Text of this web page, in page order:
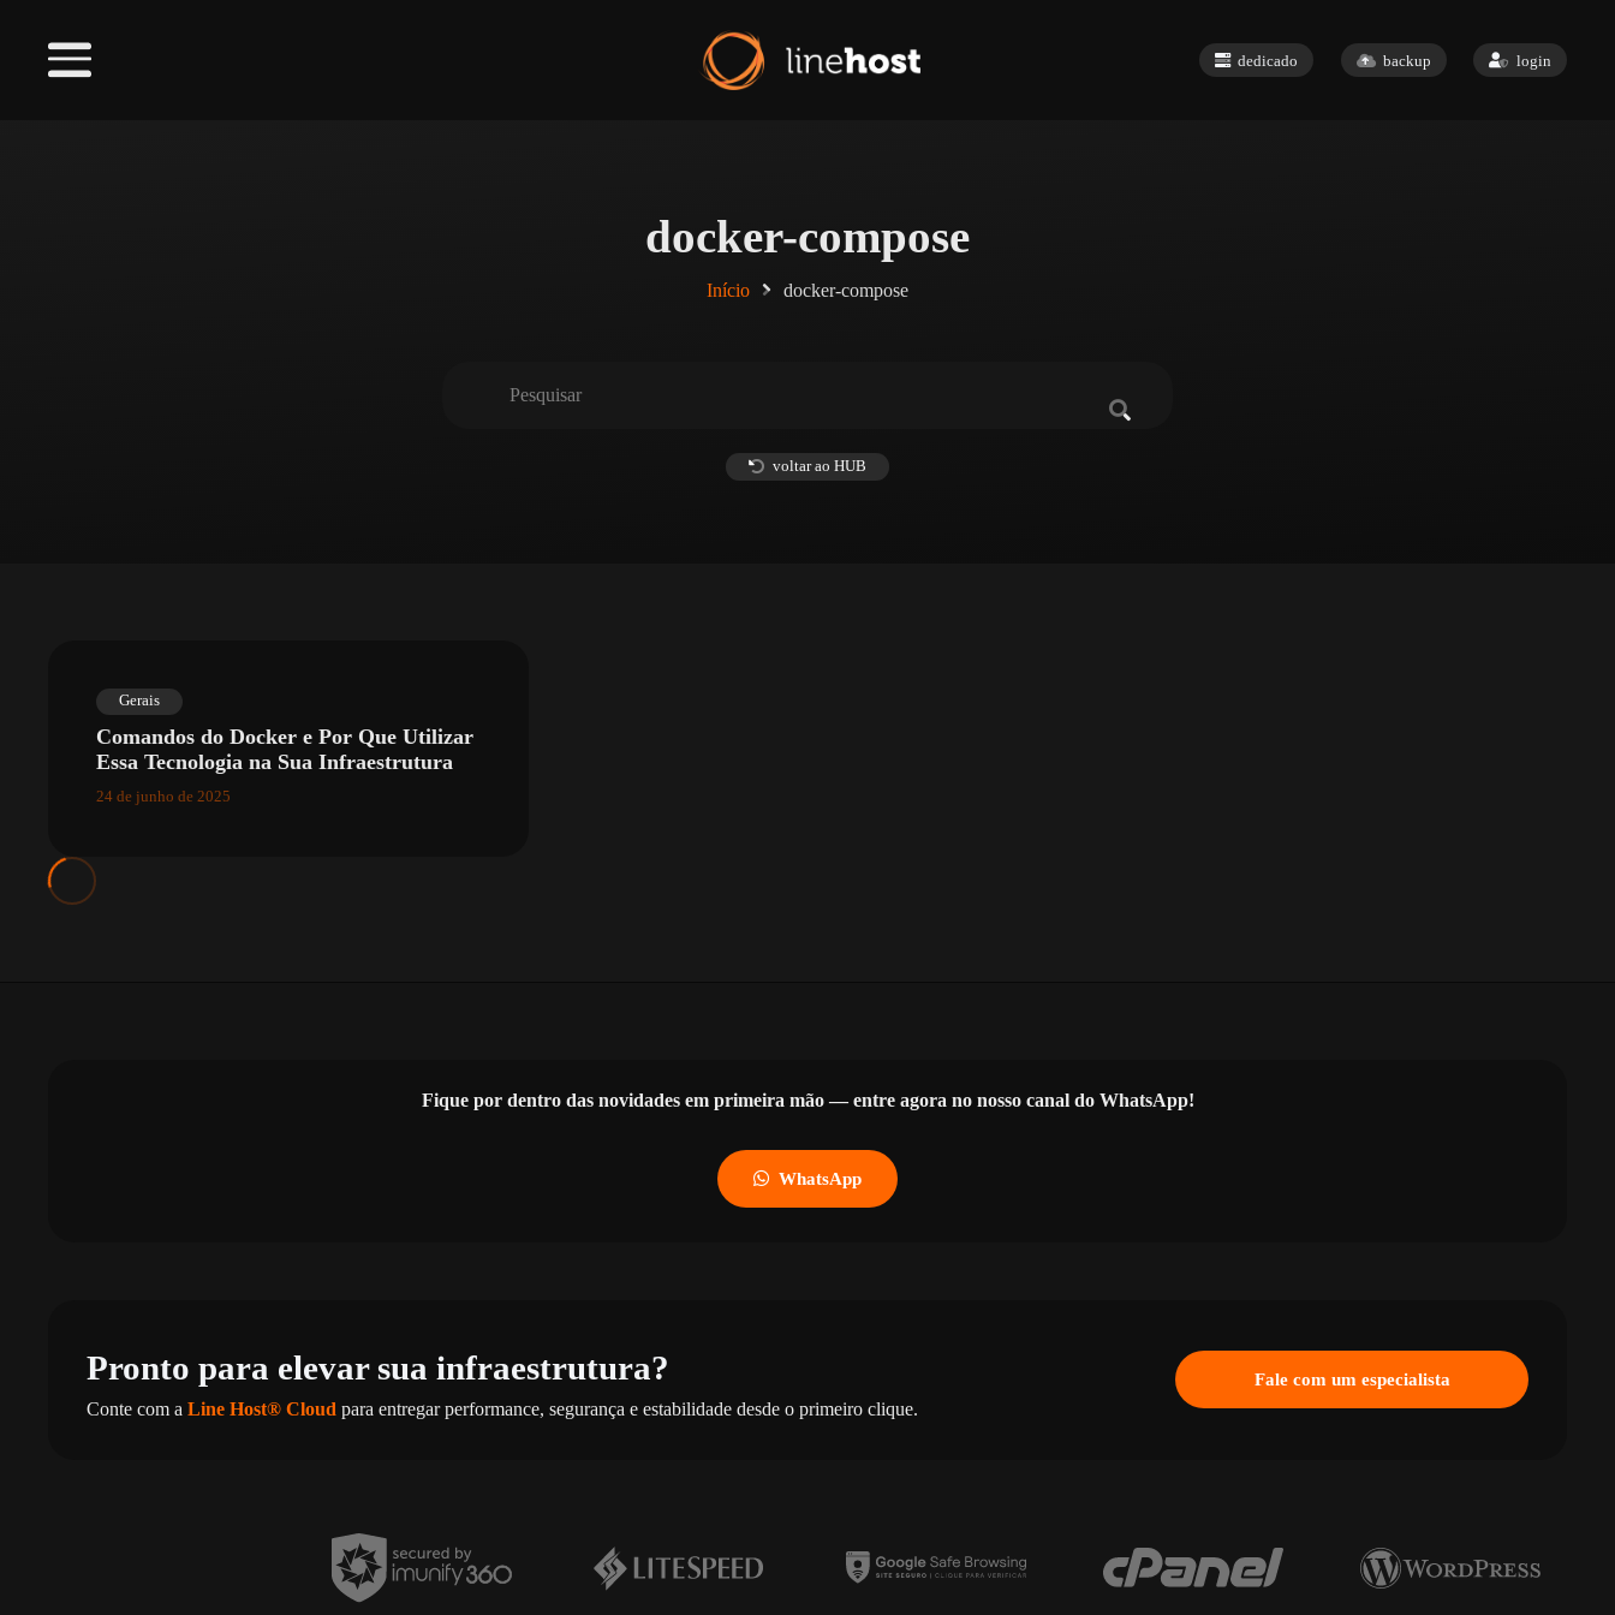
dedicado backup login
docker-compose
Início docker-compose
voltar ao HUB
Gerais
Comandos do Docker e Por Que Utilizar
Essa Tecnologia na Sua Infraestrutura
24 de junho de 2025
Fique por dentro das novidades em primeira mão — entre agora no nosso canal do WhatsApp!
WhatsApp
Pronto para elevar sua infraestrutura?
Conte com a Line Host® Cloud para entregar performance, segurança e estabilidade desde o primeiro clique.
Fale com um especialista